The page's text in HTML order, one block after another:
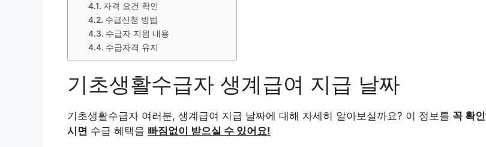
자격 요건 확인
수급신청 방법
수급자 지원 내용
수급자격 유지
기초생활수급자 생계급여 지급 날짜
기초생활수급자 여러분, 생계급여 지급 날짜에 대해 자세히 알아보실까요? 이 정보를 꼭 확
시면 수급 혜택을 빠짐없이 받으실 수 있어요!